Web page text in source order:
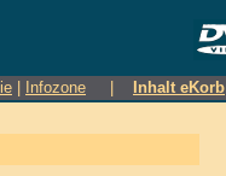
Infozone Inhalt eKorb